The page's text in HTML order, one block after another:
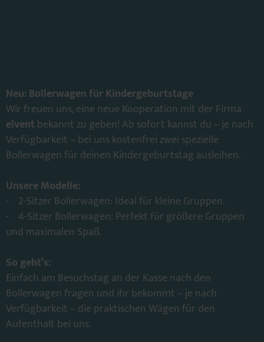
Neu: Bollerwagen für Kindergeburtstage
Wir freuen uns, eine neue Kooperation mit der Firma
elvent bekannt zu geben! Ab sofort kannst du – je nach
Verfügbarkeit – bei uns kostenfrei zwei spezielle
Bollerwagen für deinen Kindergeburtstag ausleihen.
Unsere Modelle:
- 2-Sitzer Bollerwagen: Ideal für kleine Gruppen.
- 4-Sitzer Bollerwagen: Perfekt für größere Gruppen
und maximalen Spaß.
So geht’s:
Einfach am Besuchstag an der Kasse nach den
Bollerwagen fragen und ihr bekommt – je nach
Verfügbarkeit – die praktischen Wägen für den
Aufenthalt bei uns.